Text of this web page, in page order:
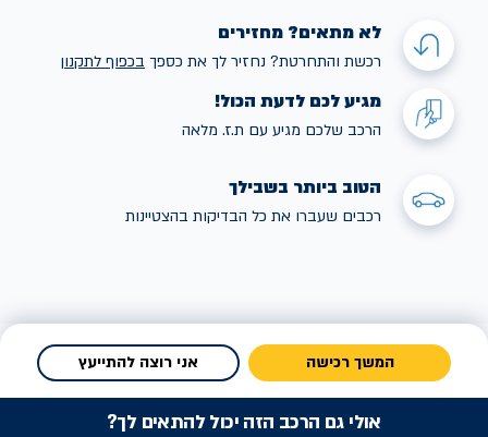
לא מתאים? מחזירים
רכשת והתחרטת? נחזיר לך את כספך בכפוף לתקנון
מגיע לכם לדעת הכול!
הרכב שלכם מגיע עם ת.ז. מלאה
הטוב ביותר בשבילך
רכבים שעברו את כל הבדיקות בהצטיינות
המשך רכישה אני רוצה להתייעץ
אולי גם הרכב הזה יכול להתאים לך?